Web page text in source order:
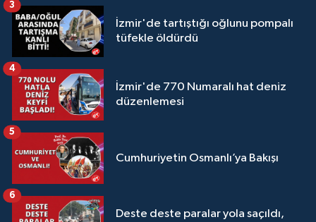
İzmir'de tartıştığı oğlunu pompalı
tüfekle öldürdü
3
İzmir'de 770 Numaralı hat deniz
düzenlemesi
4
Cumhuriyetin Osmanlı’ya Bakışı
5
Deste deste paralar yola saçıldı,
6